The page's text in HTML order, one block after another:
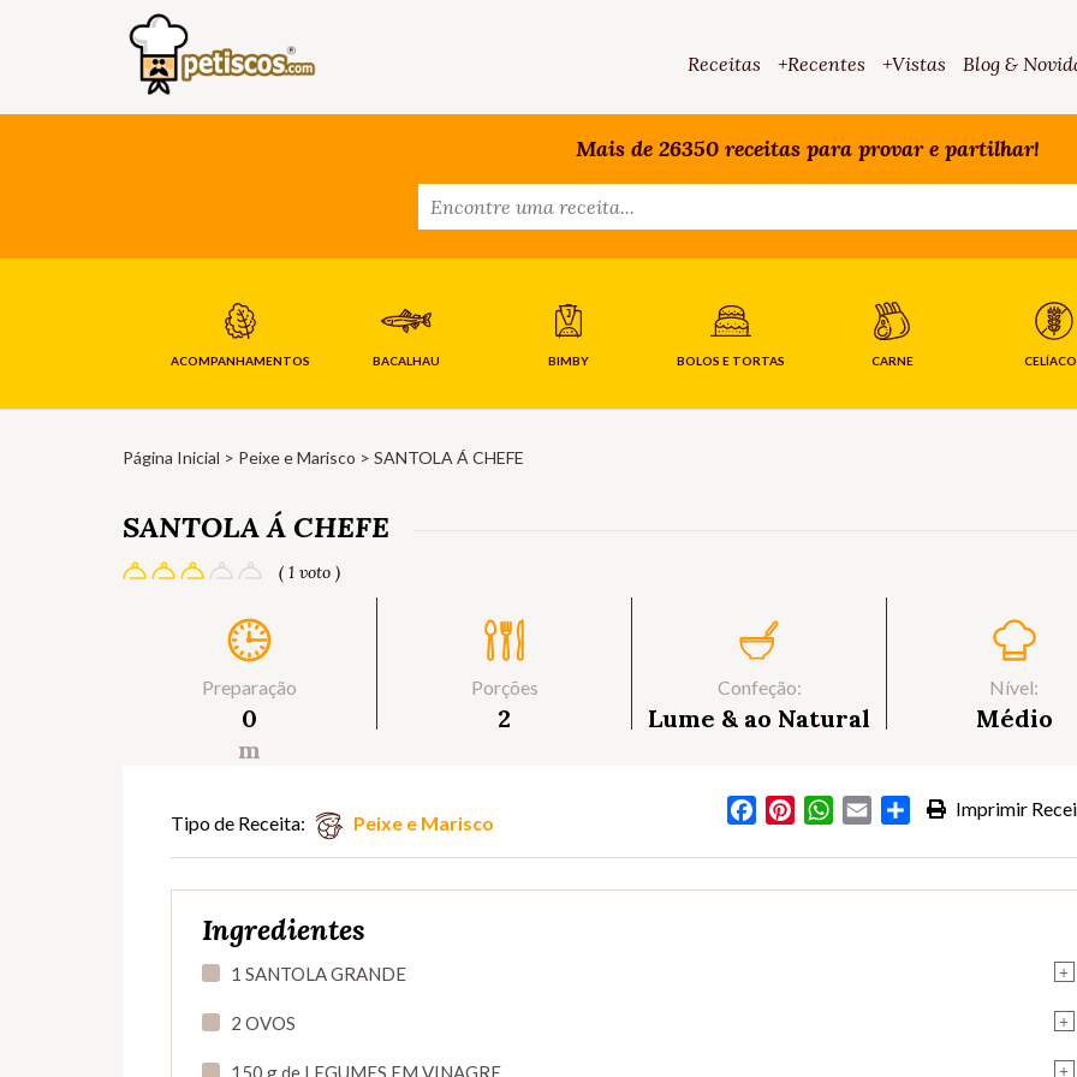
Receitas +Recentes +Vistas Blog &
Mais de 26350 receitas para provar e partilhar!
ACOMPANHAMENTOS BACALHAU BIMBY BOLOS E TORTAS CARNE
Página Inicial > Peixe e Marisco > SANTOLA Á CHEFE
SANTOLA Á CHEFE
( 1 voto )
Preparação
0
m
Porções
2
Confeção:
Lume & ao Natural
Nível:
Médio
Imprimir
FacebookPinterestWhatsApp
Email Partilhar
Tipo de Receita: Peixe e Marisco
Ingredientes
+
1 SANTOLA GRANDE
+
2 OVOS
+
150 g de LEGUMES EM VINAGRE